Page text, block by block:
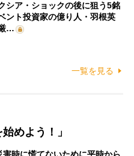
シア・ショックの後に狙う5銘
ント投資家の億り人・羽根英
…
一覧を見る
めよう！」
害時に慌てないために平時から